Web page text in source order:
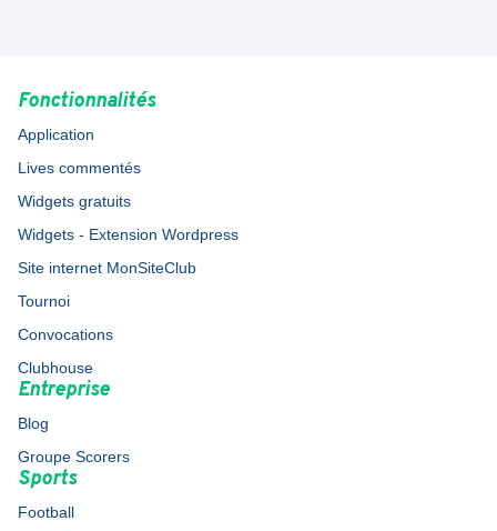
Fonctionnalités
Application
Lives commentés
Widgets gratuits
Widgets - Extension Wordpress
Site internet MonSiteClub
Tournoi
Convocations
Clubhouse
Entreprise
Blog
Groupe Scorers
Sports
Football